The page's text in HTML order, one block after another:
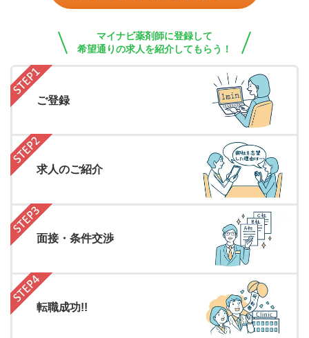
マイナビ薬剤師に登録して
希望通りの求人を紹介してもらう！
ご登録
求人のご紹介
面接・条件交渉
転職成功!!